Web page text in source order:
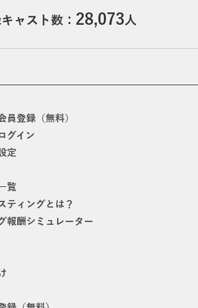
ャスト数： 28,073人
員登録（無料）
グイン
定
覧
ティングとは？
報酬シミュレーター